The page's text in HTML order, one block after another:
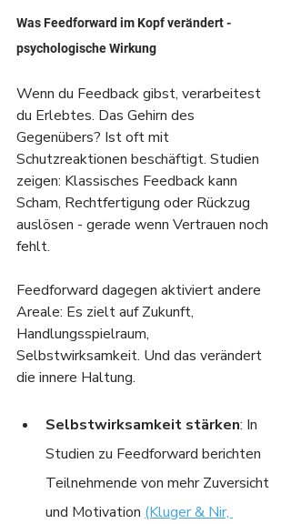
Was Feedforward im Kopf verändert -
psychologische Wirkung
Wenn du Feedback gibst, verarbeitest
du Erlebtes. Das Gehirn des
Gegenübers? Ist oft mit
Schutzreaktionen beschäftigt. Studien
zeigen: Klassisches Feedback kann
Scham, Rechtfertigung oder Rückzug
auslösen - gerade wenn Vertrauen noch
fehlt.
Feedforward dagegen aktiviert andere
Areale: Es zielt auf Zukunft,
Handlungsspielraum,
Selbstwirksamkeit. Und das verändert
die innere Haltung.
Selbstwirksamkeit stärken: In
Studien zu Feedforward berichten
Teilnehmende von mehr Zuversicht
und Motivation (Kluger & Nir,